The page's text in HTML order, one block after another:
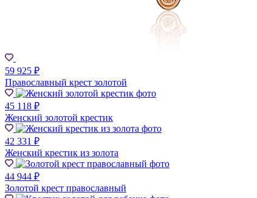
59 925 ₽
Православный крест золотой
45 118 ₽
Женский золотой крестик
42 331 ₽
Женский крестик из золота
44 944 ₽
Золотой крест православный